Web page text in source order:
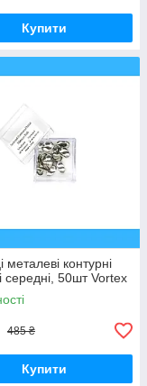
Купити
металеві контурні
середні, 50шт Vortex
485 ₴
Купити